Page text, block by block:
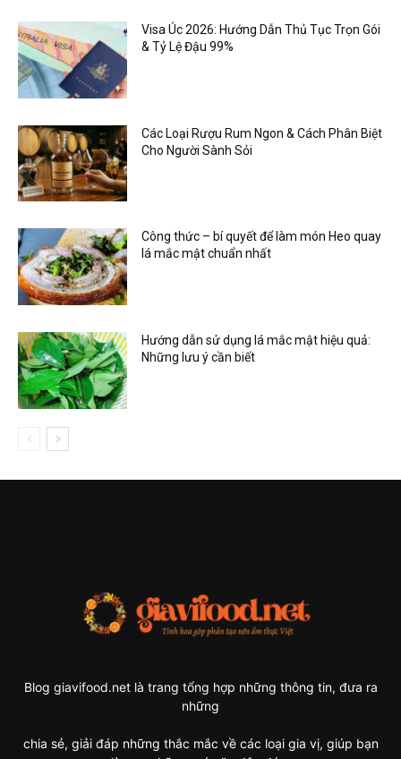
Visa Úc 2026: Hướng Dẫn Thủ Tục Trọn Gói
& Tỷ Lệ Đậu 99%
Các Loại Rượu Rum Ngon & Cách Phân Biệt
Cho Người Sành Sỏi
Công thức – bí quyết để làm món Heo quay
lá mắc mật chuẩn nhất
Hướng dẫn sử dụng lá mắc mật hiệu quả:
Những lưu ý cần biết
Blog giavifood.net là trang tổng hợp những thông tin, đưa ra
những
chia sẻ, giải đáp những thắc mắc về các loại gia vị, giúp bạn